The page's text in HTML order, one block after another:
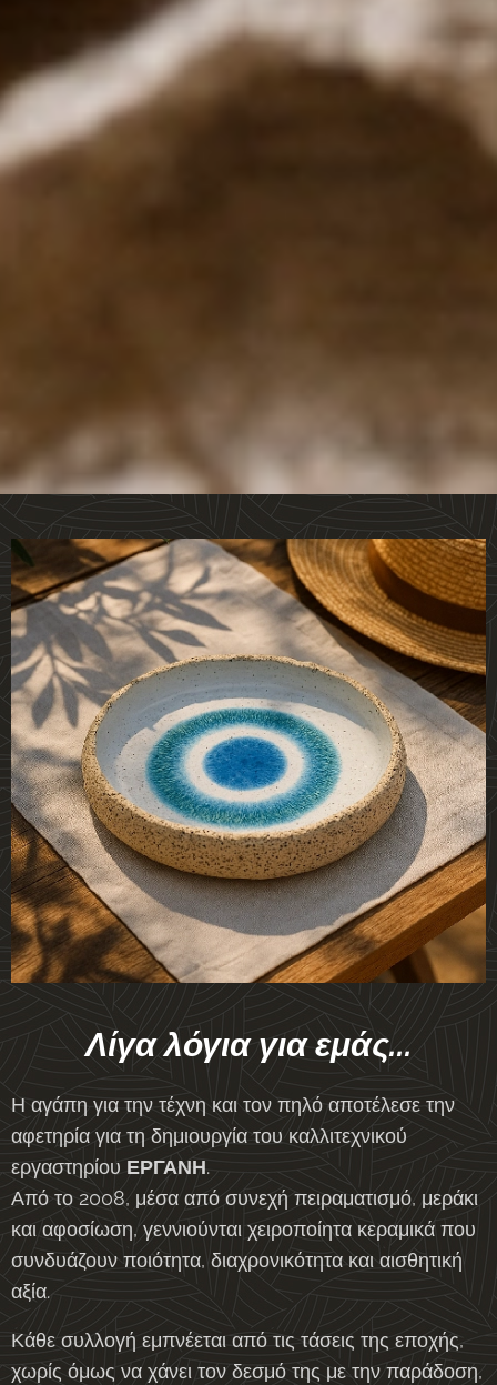
Λίγα λόγια για εμάς...
Η αγάπη για την τέχνη και τον πηλό αποτέλεσε την
αφετηρία για τη δημιουργία του καλλιτεχνικού
εργαστηρίου ΕΡΓΑΝΗ.
Από το 2008, μέσα από συνεχή πειραματισμό, μεράκι
και αφοσίωση, γεννιούνται χειροποίητα κεραμικά που
συνδυάζουν ποιότητα, διαχρονικότητα και αισθητική
αξία.
Κάθε συλλογή εμπνέεται από τις τάσεις της εποχής,
χωρίς όμως να χάνει τον δεσμό της με την παράδοση,